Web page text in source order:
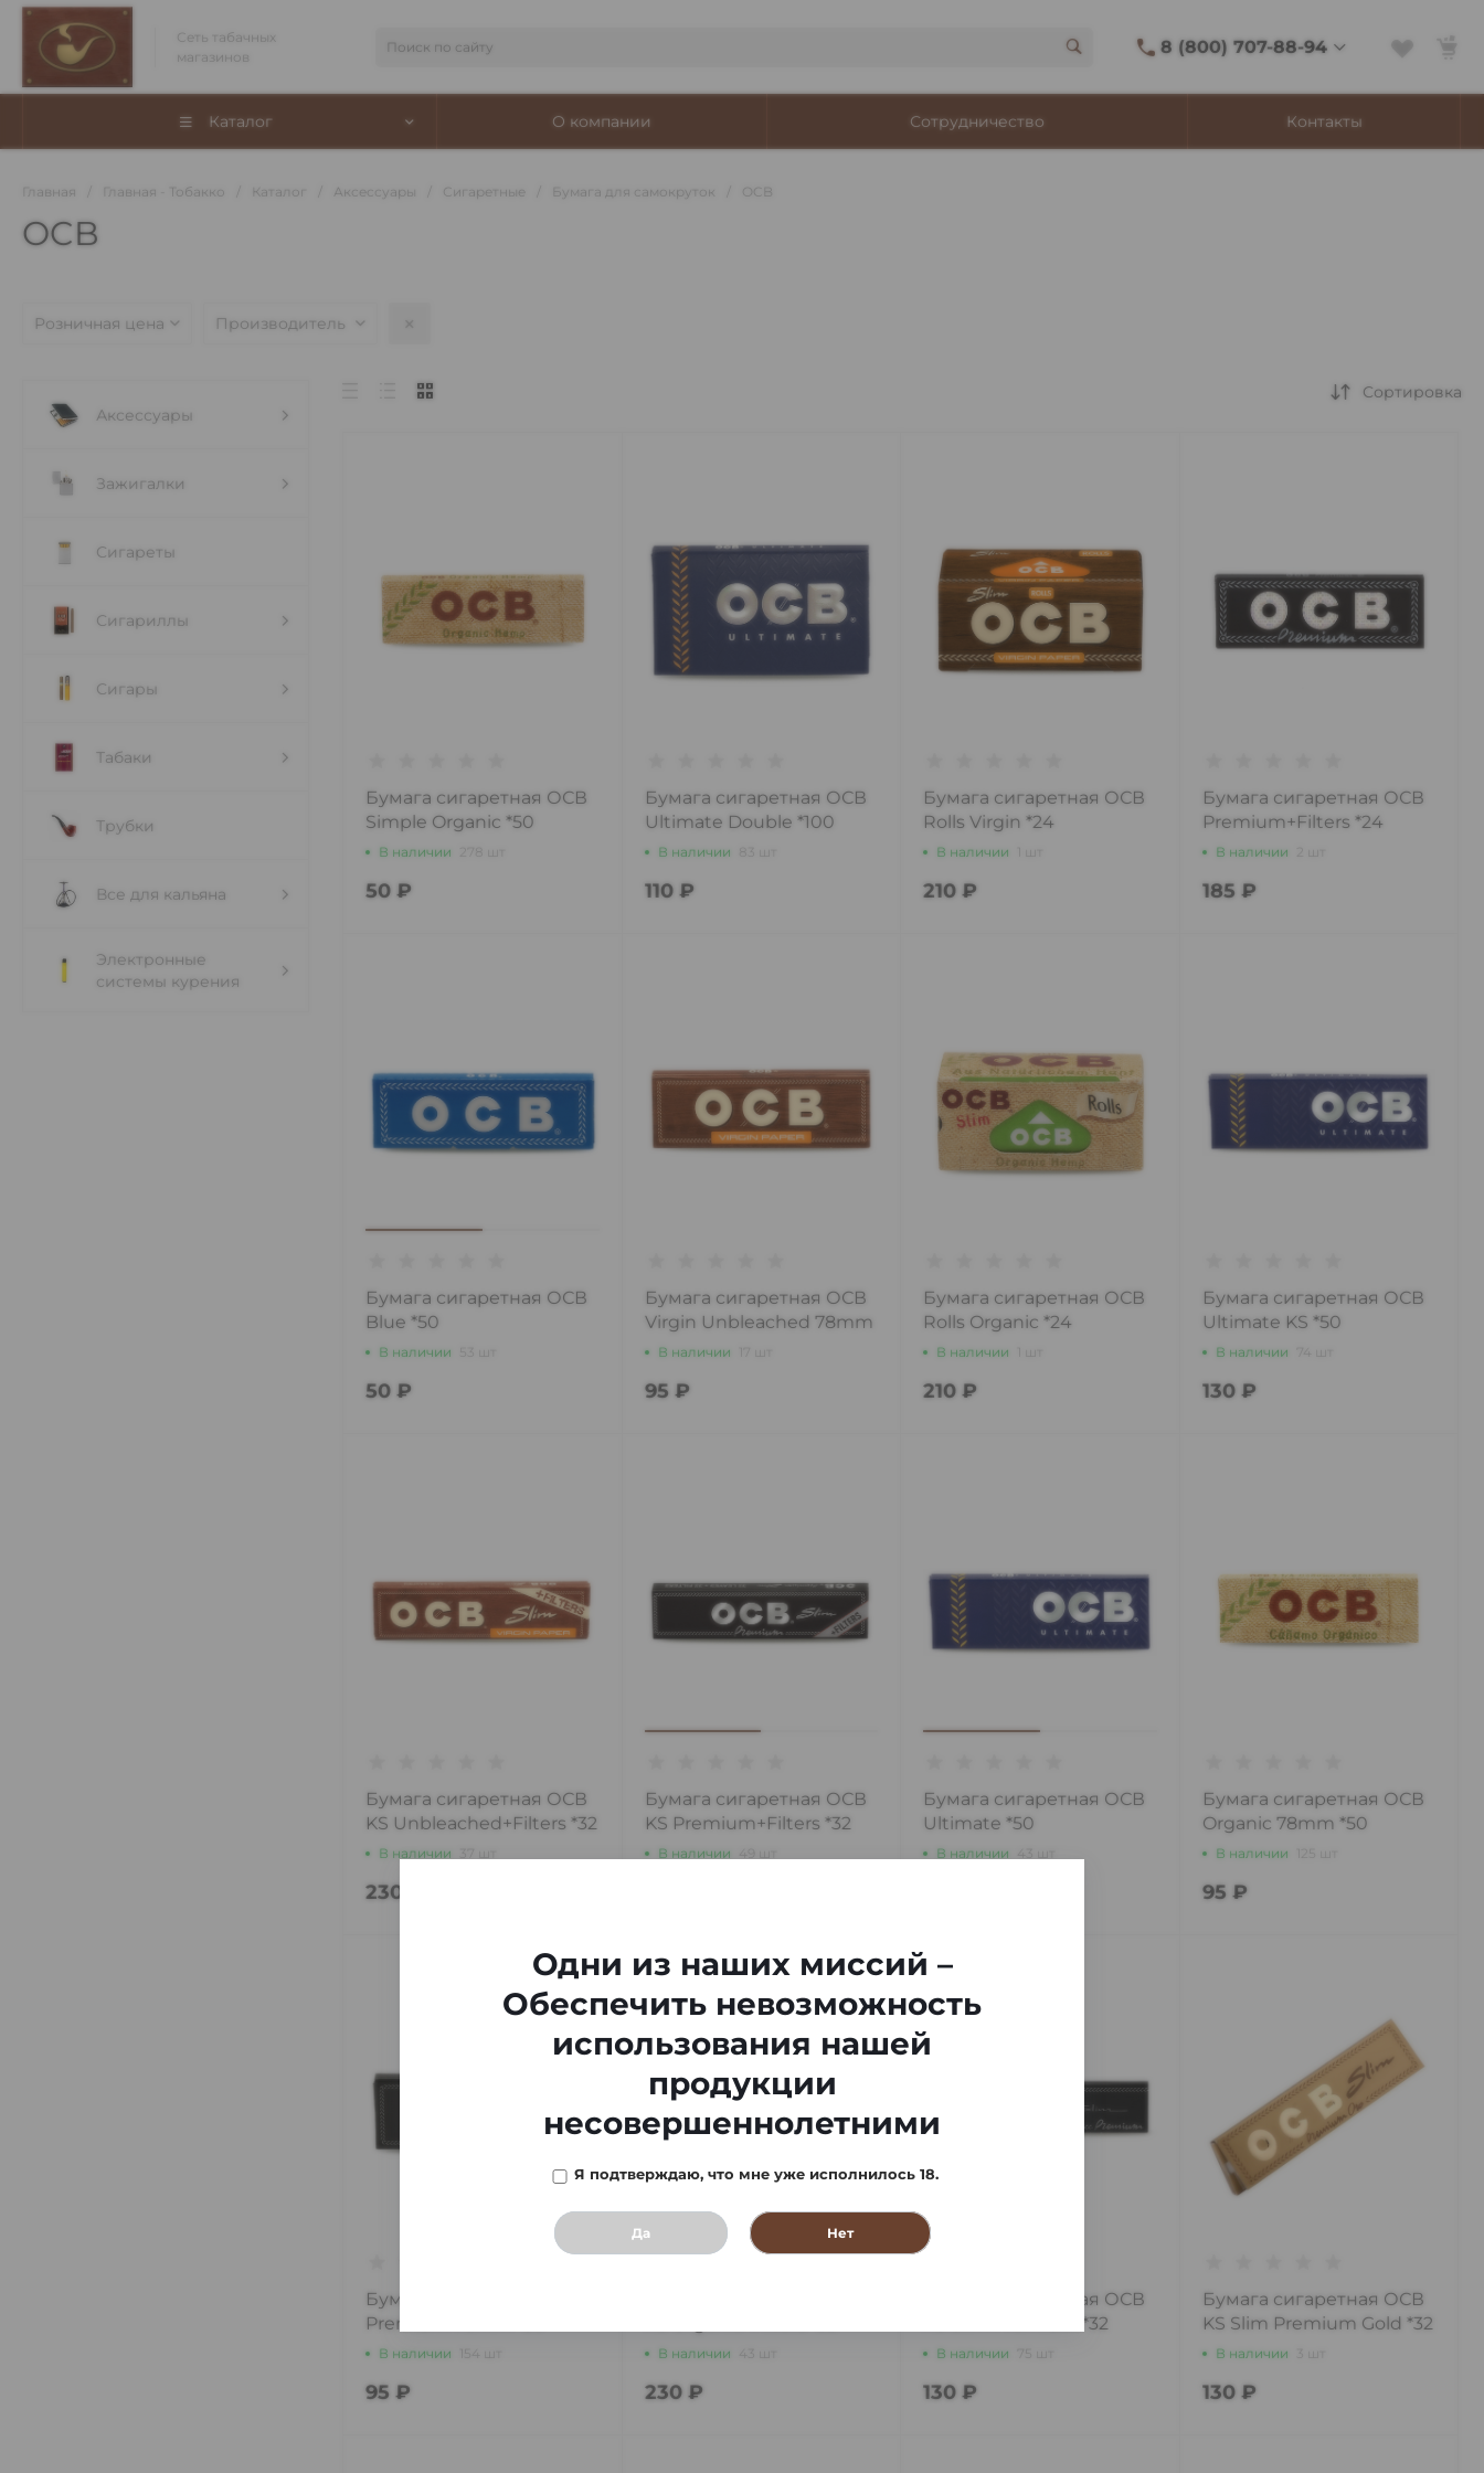
Сеть табачных
магазинов
8 (800) 707-88-94
8 (800) 707-88-94
Адмирала Фокина, 8
Каталог О компании Сотрудничество Контакты
Главная Главная - Тобакко Каталог Аксессуары Сигаретные Бумага для самокруток OCB
OCB
Розничная цена Производитель
Аксессуары
Зажигалки
Сигареты
Сигариллы
Сигары
Табаки
Трубки
Все для кальяна
Электронные
системы курения
Сортировка
Бумага сигаретная ОСВ
Simple Organic *50
В наличии 278 шт
50 ₽
Бумага сигаретная ОСВ
Ultimate Double *100
В наличии 83 шт
110 ₽
Бумага сигаретная ОСВ
Rolls Virgin *24
В наличии
210 ₽
Бумага сигаретная ОСВ
Premium+Filters *24
В наличии
185 ₽
Бумага сигаретная ОСВ
Blue *50
В наличии
50 ₽
Бумага сигаретная ОСВ
Virgin Unbleached 78mm
*50В наличии
95 ₽
Бумага сигаретная ОСВ
Rolls Organic *24
В наличии
210 ₽
Бумага сигаретная ОСВ
Ultimate KS *50
В наличии 74 шт
130 ₽
Бумага сигаретная ОСВ
KS Unbleached+Filters *32
В наличии 37 шт
230 ₽
Бумага сигаретная ОСВ
KS Premium+Filters *32
В наличии 49 шт
Бумага сигаретная ОСВ
Ultimate *50
В наличии 43 шт
Бумага сигаретная ОСВ
Organic 78mm *50
В наличии
95 ₽
Бумага сигаретная ОСВ
Premium 78mm *50
В наличии
95 ₽
В наличии
230 ₽
Бумага сигаретная ОСВ
KS Slim Premium *32
В наличии
130 ₽
Бумага сигаретная ОСВ
KS Slim Premium Gold *32
В наличии
130 ₽
Одни из наших миссий –
Обеспечить невозможность
использования нашей
продукции
несовершеннолетними
Я подтверждаю, что мне уже исполнилось 18.
Да Нет